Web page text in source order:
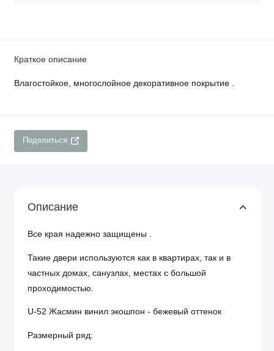
Краткое описание
Влагостойкое, многослойное декоративное покрытие .
Поделиться
Описание
Все края надежно защищены .
Такие двери используются как в квартирах, так и в
частных домах, санузлах, местах с большой
проходимостью.
U-52 Жасмин винил экошпон - бежевый оттенок
Размерный ряд: